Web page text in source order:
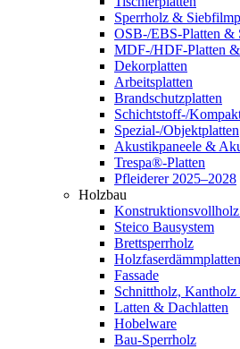
Sperrholz &
OSB-/EBS-Platten &
MDF-/HDF-Platten &
Dekorplatten
Arbeitsplatten
Brandschutzplatten
Schichtstoff-/
Spezial-/Objektplatten
Akustikpaneele &
Trespa®-Platten
Pfleiderer 2025–2028
Holzbau
Steico Bausystem
Brettsperrholz
Fassade
Schnittholz,
Latten & Dachlatten
Hobelware
Bau-Sperrholz